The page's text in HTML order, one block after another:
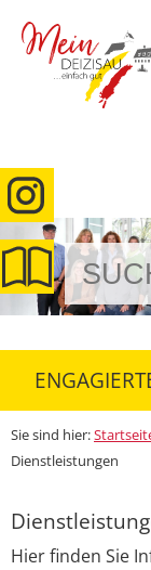
Sie sind hier:
Dienstleistungen
Hier finden Sie